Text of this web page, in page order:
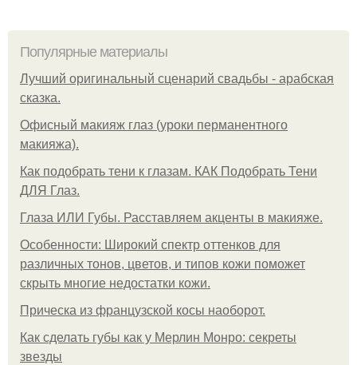
Популярные материалы
Лучший оригинальный сценарий свадьбы - арабская
сказка.
Офисный макияж глаз (уроки перманентного
макияжа).
Как подобрать тени к глазам. КАК Подобрать Тени
ДЛЯ Глаз.
Глаза ИЛИ Губы. Расставляем акценты в макияже.
Особенности: Широкий спектр оттенков для
различных тонов, цветов, и типов кожи поможет
скрыть многие недостатки кожи.
Прическа из французской косы наоборот.
Как сделать губы как у Мерлин Монро: секреты
звезды